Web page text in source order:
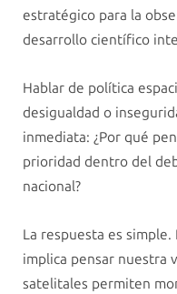
estratégico para la
desarrollo científico
Hablar de política
desigualdad o
inmediata: ¿Por qué
prioridad dentro del
nacional?
La respuesta es
implica pensar nuestra
satelitales permiten